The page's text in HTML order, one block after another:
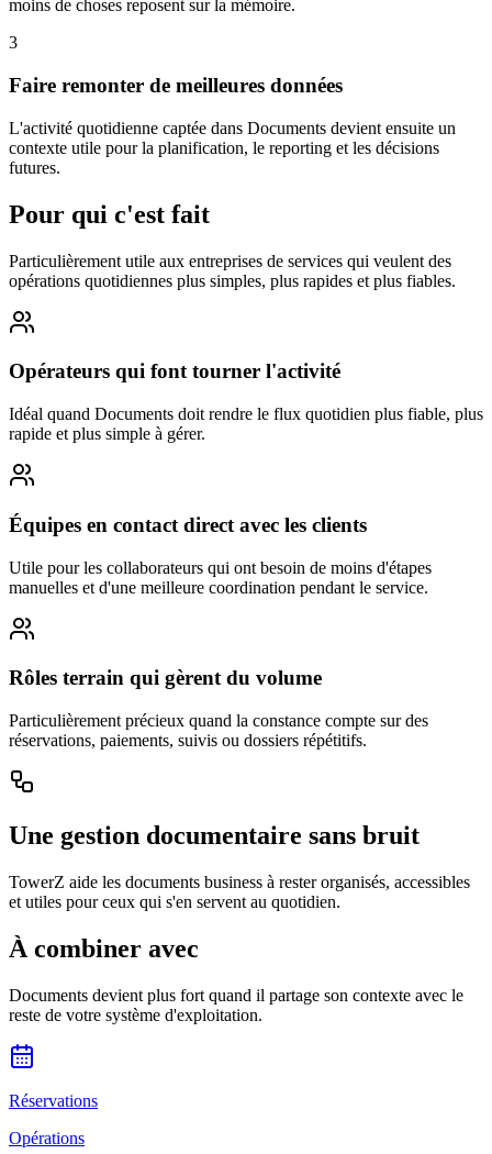
moins de choses reposent sur la mémoire.
3
Faire remonter de meilleures données
L'activité quotidienne captée dans Documents devient ensuite un
contexte utile pour la planification, le reporting et les décisions
futures.
Pour qui c'est fait
Particulièrement utile aux entreprises de services qui veulent des
opérations quotidiennes plus simples, plus rapides et plus fiables.
Opérateurs qui font tourner l'activité
Idéal quand Documents doit rendre le flux quotidien plus fiable, plus
rapide et plus simple à gérer.
Équipes en contact direct avec les clients
Utile pour les collaborateurs qui ont besoin de moins d'étapes
manuelles et d'une meilleure coordination pendant le service.
Rôles terrain qui gèrent du volume
Particulièrement précieux quand la constance compte sur des
réservations, paiements, suivis ou dossiers répétitifs.
Une gestion documentaire sans bruit
TowerZ aide les documents business à rester organisés, accessibles
et utiles pour ceux qui s'en servent au quotidien.
À combiner avec
Documents devient plus fort quand il partage son contexte avec le
reste de votre système d'exploitation.
Réservations
Opérations